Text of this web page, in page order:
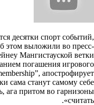
десятки спорт событий,
этом выложили во пресс-
Мангистауской ветки
погашения игрового
апострофирует
сама станут самому себе
ага притом во гарнизоны
считать».